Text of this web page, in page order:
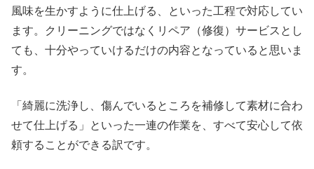
風味を生かすように仕上げる、といった工程で対応してい
ます。クリーニングではなくリペア（修復）サービスとし
ても、十分やっていけるだけの内容となっていると思いま
す。
「綺麗に洗浄し、傷んでいるところを補修して素材に合わ
せて仕上げる」といった一連の作業を、すべて安心して依
頼することができる訳です。